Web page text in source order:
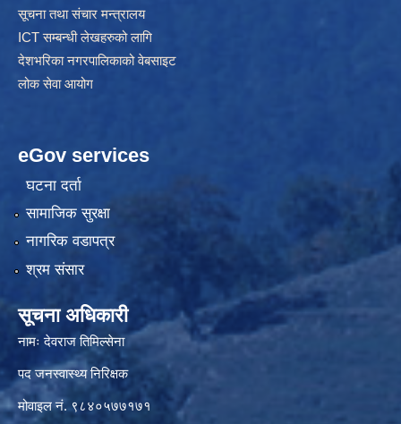
सूचना तथा संचार मन्त्रालय
ICT सम्बन्धी लेखहरुको लागि
देशभरिका नगरपालिकाको वेबसाइट
लोक सेवा आयोग
eGov services
घटना दर्ता
सामाजिक सुरक्षा
नागरिक वडापत्र
श्रम संसार
सूचना अधिकारी
नामः देवराज तिमिल्सेना
पद जनस्वास्थ्य निरिक्षक
मोवाइल नं. ९८४०५७७१७१